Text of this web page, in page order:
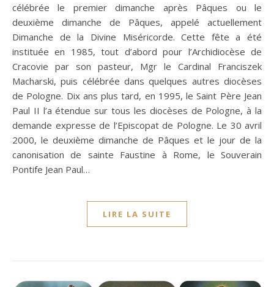
célébrée le premier dimanche après Pâques ou le
deuxième dimanche de Pâques, appelé actuellement
Dimanche de la Divine Miséricorde. Cette fête a été
instituée en 1985, tout d’abord pour l’Archidiocèse de
Cracovie par son pasteur, Mgr le Cardinal Franciszek
Macharski, puis célébrée dans quelques autres diocèses
de Pologne. Dix ans plus tard, en 1995, le Saint Père Jean
Paul II l’a étendue sur tous les diocèses de Pologne, à la
demande expresse de l’Episcopat de Pologne. Le 30 avril
2000, le deuxième dimanche de Pâques et le jour de la
canonisation de sainte Faustine à Rome, le Souverain
Pontife Jean Paul…
LIRE LA SUITE